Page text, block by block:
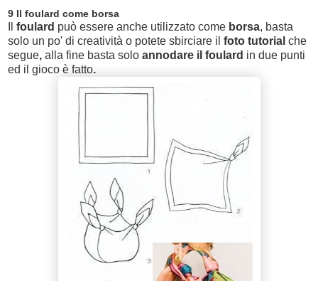
9 Il foulard come borsa
foulard può essere anche utilizzato come borsa, basta
solo un po' di creatività o potete sbirciare il foto tutorial che
segue, alla fine basta solo annodare il foulard in due punti
ed il gioco è fatto.